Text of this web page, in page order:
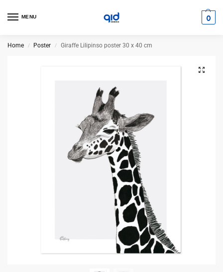
MENU 0
Home / Poster / Giraffe Lilipinso poster 30 x 40 cm